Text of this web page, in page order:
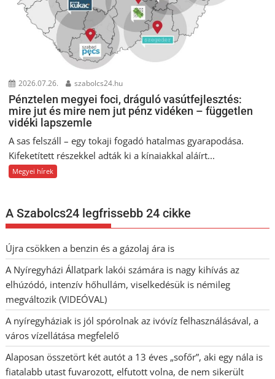
2026.07.26. szabolcs24.hu
Pénztelen megyei foci, dráguló vasútfejlesztés:
mire jut és mire nem jut pénz vidéken – független
vidéki lapszemle
A sas felszáll – egy tokaji fogadó hatalmas gyarapodása.
Kifeketített részekkel adták ki a kínaiakkal aláírt...
Megyei hírek
A Szabolcs24 legfrissebb 24 cikke
Újra csökken a benzin és a gázolaj ára is
A Nyíregyházi Állatpark lakói számára is nagy kihívás az
elhúzódó, intenzív hőhullám, viselkedésük is némileg
megváltozik (VIDEÓVAL)
A nyíregyháziak is jól spórolnak az ivóvíz felhasználásával, a
város vízellátása megfelelő
Alaposan összetört két autót a 13 éves „sofőr”, aki egy nála is
fiatalabb utast fuvarozott, elfutott volna, de nem sikerült